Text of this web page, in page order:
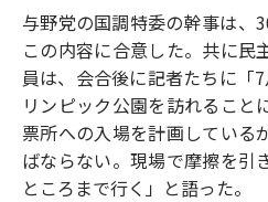
与野党の国調特委の幹事は、
この内容に合意した。共に民
員は、会合後に記者たちに「
リンピック公園を訪れること
票所への入場を計画している
ばならない。現場で摩擦を引
ところまで行く」と語った。